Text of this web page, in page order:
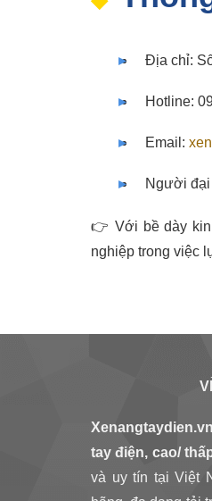
Địa chỉ:
Hotline:
Email:
Người đại
👉 Với bề dày
nghiệp trong việc
Xenangtaydien.vn
tay điện, cao/
và uy tín tại Việt